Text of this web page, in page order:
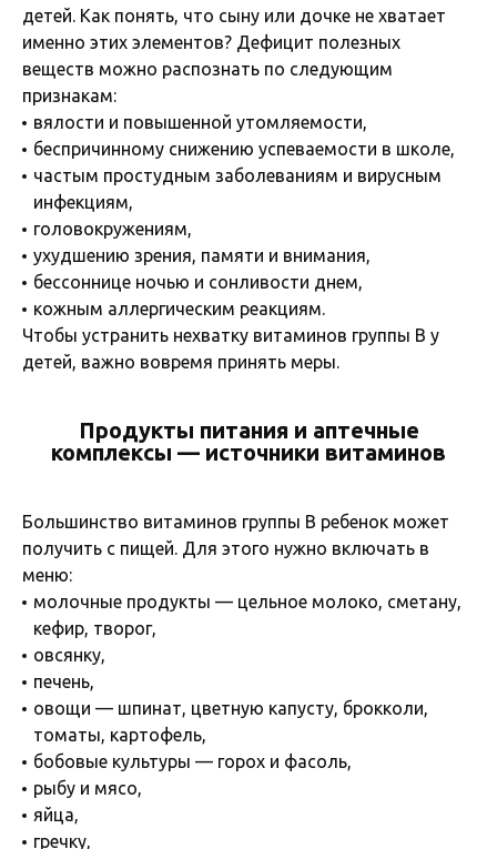
детей. Как понять, что сыну или дочке не хватает
именно этих элементов? Дефицит полезных
веществ можно распознать по следующим
признакам:
вялости и повышенной утомляемости,
беспричинному снижению успеваемости в школе,
частым простудным заболеваниям и вирусным
инфекциям,
головокружениям,
ухудшению зрения, памяти и внимания,
бессоннице ночью и сонливости днем,
кожным аллергическим реакциям.
Чтобы устранить нехватку витаминов группы B у
детей, важно вовремя принять меры.
Продукты питания и аптечные
комплексы — источники витаминов
Большинство витаминов группы B ребенок может
получить с пищей. Для этого нужно включать в
меню:
молочные продукты — цельное молоко, сметану,
кефир, творог,
овсянку,
печень,
овощи — шпинат, цветную капусту, брокколи,
томаты, картофель,
бобовые культуры — горох и фасоль,
рыбу и мясо,
яйца,
гречку,